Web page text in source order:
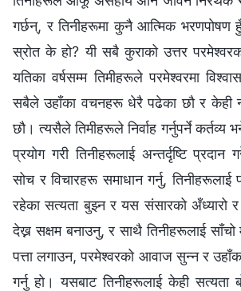
गर्छन्, र तिनीहरूमा कुनै आत्मिक भरणपोषण
स्रोत के हो? यी सबै कुराको उत्तर
यतिका वर्षसम्म तिमीहरूले परमेश्‍वरमा
सबैले उहाँका वचनहरू धेरै पढेका छौ र केही
छौ। त्यसैले तिमीहरूले निर्वाह गर्नुपर्ने कर्तव्य
प्रयोग गरी तिनीहरूलाई अन्तर्दृष्टि
सोच र विचारहरू समाधान गर्नु, तिनीहरूलाई
रहेका सत्यता बुझ्न र यस संसारको अँध्यारो
देख्न सक्षम बनाउनु, र साथै तिनीहरूलाई साँचो
पत्ता लगाउन, परमेश्‍वरको आवाज सुन्न र
गर्नु हो। यसबाट तिनीहरूलाई केही सत्यता